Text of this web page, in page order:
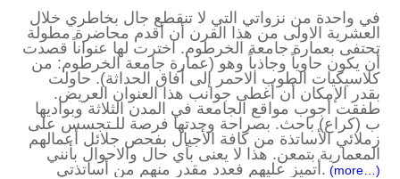
في واحدة من نزواتي التي لا تنقطع جال بخاطري خلال
العشرية الاولى من هذا القرن أن أقدم محاضرة مطولة
تحتفى بعمارة جامعة الخرطوم. اخترت لها عنواناً قصدت
أن يكون حاوياً وجاذباً وهو (عمارة جامعة الخرطوم: من
كلاسيكيات الطوب الاحمر إلى أفاق الحداثة). حاولت
بقدر الإمكان أن أغطى جوانب هذا العنوان العريض.
طفقت أجوب مواقع الجامعة في المدن الثلاثة وبواديها
ب (كراع) باحث. بصراحة وجدتها فرصة للـتجسس على
زملائي الأساتذة من كافة الأجيال بفحص جلائل أعمالهم
المعمارية بتمعن. هذا لا يعنى بأي حال والاحوال بأنني
أتميز عليهم فعدد مقدر منهم من أساتذتي. (more…)